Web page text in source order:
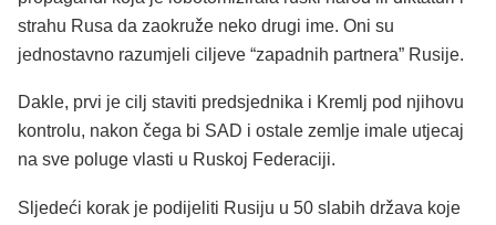
strahu Rusa da zaokruže neko drugi ime. Oni su
jednostavno razumjeli ciljeve “zapadnih partnera” Rusije.
Dakle, prvi je cilj staviti predsjednika i Kremlj pod njihovu
kontrolu, nakon čega bi SAD i ostale zemlje imale utjecaj
na sve poluge vlasti u Ruskoj Federaciji.
Sljedeći korak je podijeliti Rusiju u 50 slabih država koje